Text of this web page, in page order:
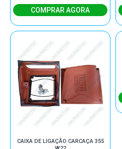
CAIXA DE LIGAÇÃO CARCAÇA 355